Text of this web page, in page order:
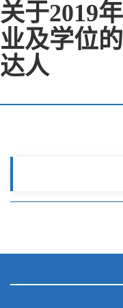
关于2019
业及学位
达人